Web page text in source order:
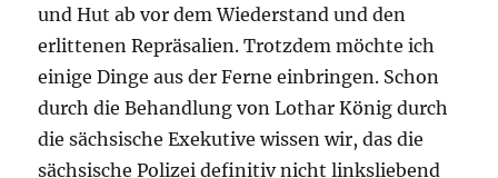
und Hut ab vor dem Wiederstand und den
erlittenen Repräsalien. Trotzdem möchte ich
einige Dinge aus der Ferne einbringen. Schon
durch die Behandlung von Lothar König durch
die sächsische Exekutive wissen wir, das die
sächsische Polizei definitiv nicht linksliebend